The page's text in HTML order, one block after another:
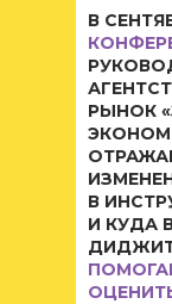
В
РЫНОК
В
И КУДА